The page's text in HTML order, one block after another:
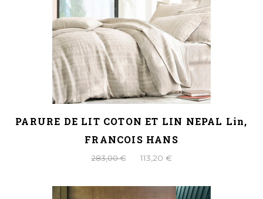
PARURE DE LIT COTON ET LIN NEPAL Lin,
FRANCOIS HANS
283,00 € 113,20 €